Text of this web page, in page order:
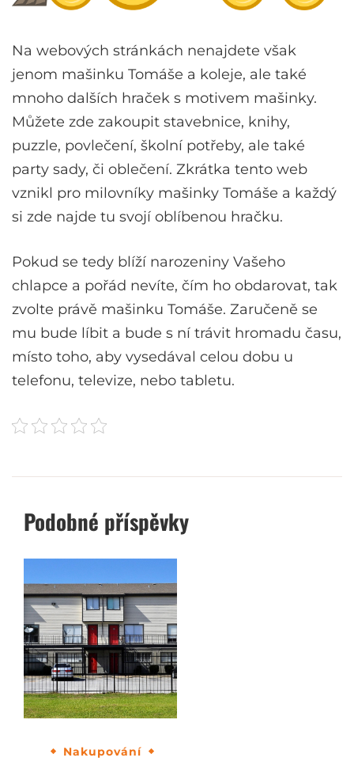
Na webových stránkách nenajdete však
jenom mašinku Tomáše a koleje, ale také
mnoho dalších hraček s motivem mašinky.
Můžete zde zakoupit stavebnice, knihy,
puzzle, povlečení, školní potřeby, ale také
party sady, či oblečení. Zkrátka tento web
vznikl pro milovníky mašinky Tomáše a každý
si zde najde tu svojí oblíbenou hračku.
Pokud se tedy blíží narozeniny Vašeho
chlapce a pořád nevíte, čím ho obdarovat, tak
zvolte právě mašinku Tomáše. Zaručeně se
mu bude líbit a bude s ní trávit hromadu času,
místo toho, aby vysedával celou dobu u
telefonu, televize, nebo tabletu.
Podobné příspěvky
Nakupování